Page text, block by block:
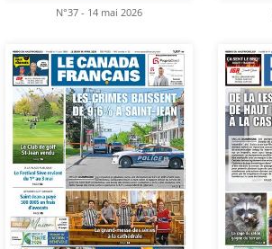
N°37 - 14 mai 2026